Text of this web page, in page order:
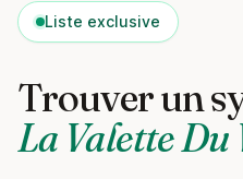
Liste exclusive
Trouver un
La Valette Du